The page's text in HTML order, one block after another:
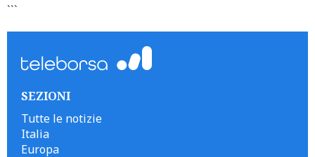
```
SEZIONI
Tutte le notizie
Italia
Europa